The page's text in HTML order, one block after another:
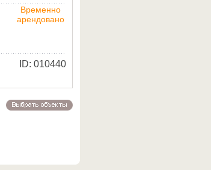
Временно
арендовано
ID: 010440